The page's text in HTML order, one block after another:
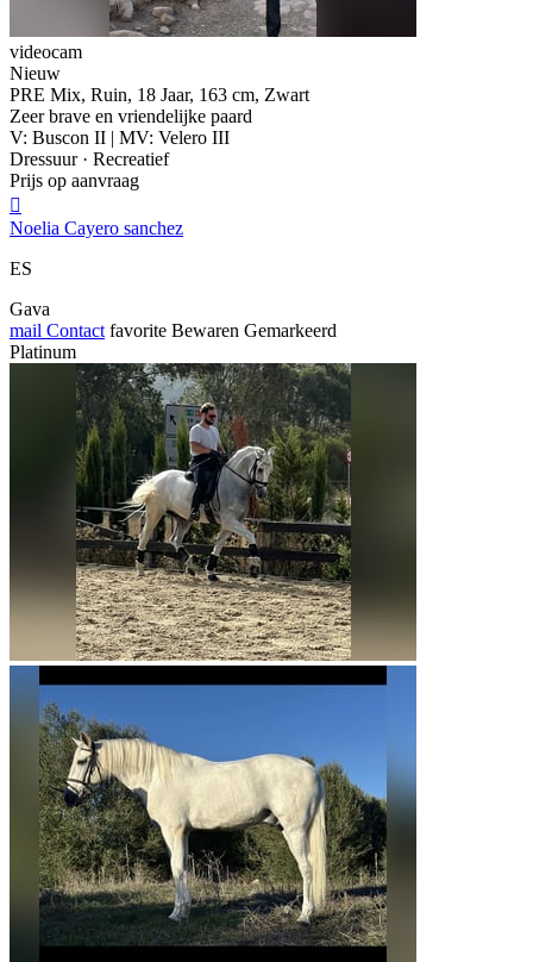
videocam
Nieuw
PRE Mix, Ruin, 18 Jaar, 163 cm, Zwart
Zeer brave en vriendelijke paard
V: Buscon II | MV: Velero III
Dressuur · Recreatief
Prijs op aanvraag

Noelia Cayero sanchez
ES
Gava
mail Contact favorite Bewaren Gemarkeerd
Platinum